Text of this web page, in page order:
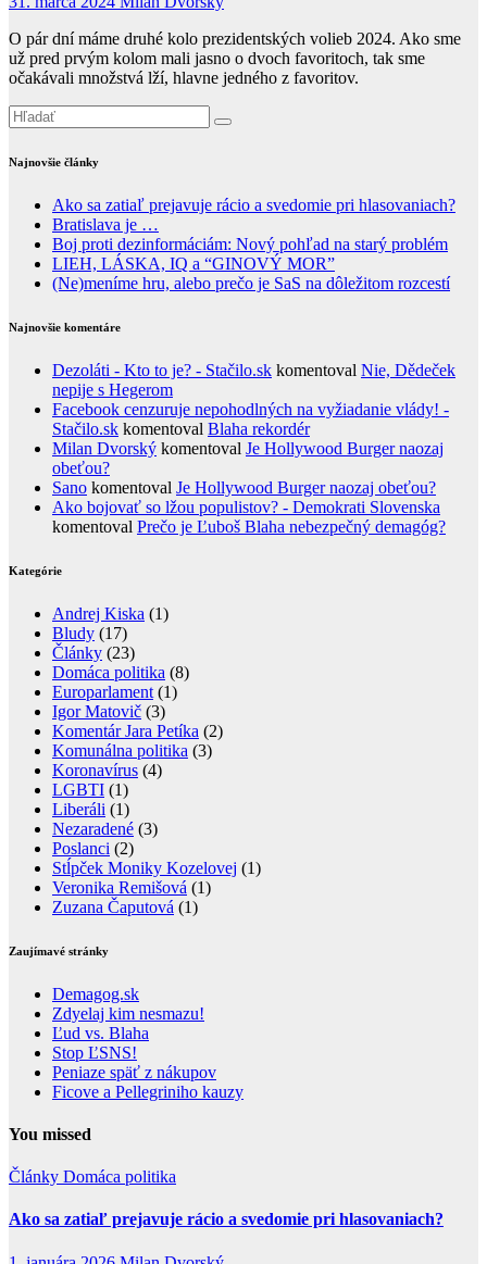
O pár dní máme druhé kolo prezidentských volieb 2024. Ako sme
už pred prvým kolom mali jasno o dvoch favoritoch, tak sme
očakávali množstvá lží, hlavne jedného z favoritov.
Najnovšie články
Ako sa zatiaľ prejavuje rácio a svedomie pri hlasovaniach?
Bratislava je …
Boj proti dezinformáciám: Nový pohľad na starý problém
LIEH, LÁSKA, IQ a “GINOVÝ MOR”
(Ne)meníme hru, alebo prečo je SaS na dôležitom rozcestí
Najnovšie komentáre
Dezoláti - Kto to je? - Stačilo.sk komentoval Nie, Dědeček
nepije s Hegerom
Facebook cenzuruje nepohodlných na vyžiadanie vlády! -
Stačilo.sk komentoval Blaha rekordér
Milan Dvorský komentoval Je Hollywood Burger naozaj
obeťou?
Sano komentoval Je Hollywood Burger naozaj obeťou?
Ako bojovať so lžou populistov? - Demokrati Slovenska
komentoval Prečo je Ľuboš Blaha nebezpečný demagóg?
Kategórie
Andrej Kiska (1)
Bludy (17)
Články (23)
Domáca politika (8)
Europarlament (1)
Igor Matovič (3)
Komentár Jara Petíka (2)
Komunálna politika (3)
Koronavírus (4)
LGBTI (1)
Liberáli (1)
Nezaradené (3)
Poslanci (2)
Stĺpček Moniky Kozelovej (1)
Veronika Remišová (1)
Zuzana Čaputová (1)
Zaujímavé stránky
Demagog.sk
Zdyelaj kim nesmazu!
Ľud vs. Blaha
Stop ĽSNS!
Peniaze späť z nákupov
Ficove a Pellegriniho kauzy
You missed
Články Domáca politika
Ako sa zatiaľ prejavuje rácio a svedomie pri hlasovaniach?